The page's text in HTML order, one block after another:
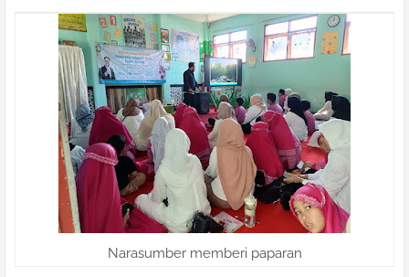
Narasumber memberi paparan